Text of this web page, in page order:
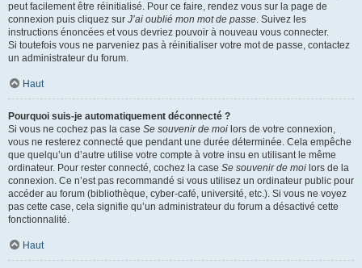
peut facilement être réinitialisé. Pour ce faire, rendez vous sur la page de
connexion puis cliquez sur J’ai oublié mon mot de passe. Suivez les
instructions énoncées et vous devriez pouvoir à nouveau vous connecter.
Si toutefois vous ne parveniez pas à réinitialiser votre mot de passe, contactez
un administrateur du forum.
Haut
Pourquoi suis-je automatiquement déconnecté ?
Si vous ne cochez pas la case Se souvenir de moi lors de votre connexion,
vous ne resterez connecté que pendant une durée déterminée. Cela empêche
que quelqu’un d’autre utilise votre compte à votre insu en utilisant le même
ordinateur. Pour rester connecté, cochez la case Se souvenir de moi lors de la
connexion. Ce n’est pas recommandé si vous utilisez un ordinateur public pour
accéder au forum (bibliothèque, cyber-café, université, etc.). Si vous ne voyez
pas cette case, cela signifie qu’un administrateur du forum a désactivé cette
fonctionnalité.
Haut